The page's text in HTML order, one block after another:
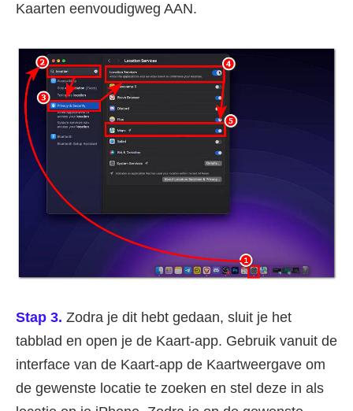
Kaarten eenvoudigweg AAN.
Stap 3. Zodra je dit hebt gedaan, sluit je het
tabblad en open je de Kaart-app. Gebruik vanuit de
interface van de Kaart-app de Kaartweergave om
de gewenste locatie te zoeken en stel deze in als